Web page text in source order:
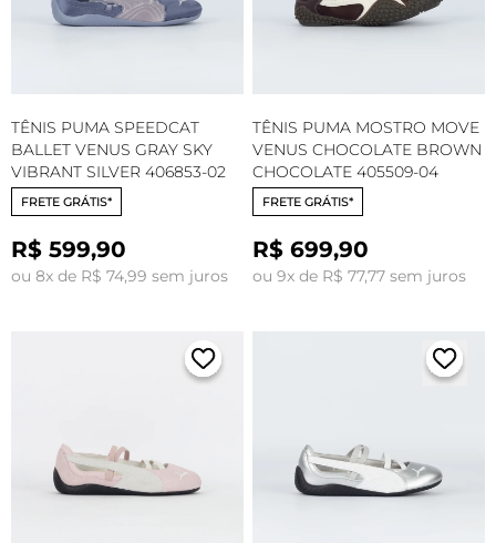
TÊNIS PUMA SPEEDCAT
BALLET VENUS GRAY SKY
VIBRANT SILVER 406853-02
FRETE GRÁTIS*
R$ 599,90
ou 8x de R$ 74,99 sem juros
TÊNIS PUMA MOSTRO MOVE
VENUS CHOCOLATE BROWN
CHOCOLATE 405509-04
FRETE GRÁTIS*
R$ 699,90
ou 9x de R$ 77,77 sem juros